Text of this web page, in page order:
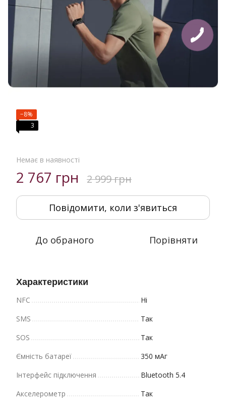
−8%
3
Немає в наявності
2 767 грн 2 999 грн
Повідомити, коли з'явиться
До обраного Порівняти
Характеристики
NFC
Ні
SMS
Так
SOS
Так
Ємність батареї
350 мАг
Інтерфейс підключення
Bluetooth 5.4
Акселерометр
Так